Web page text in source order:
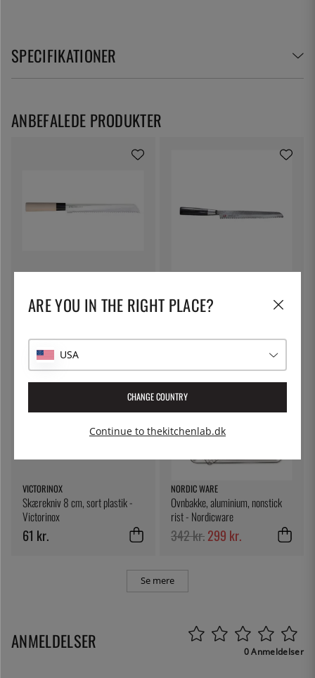
SPECIFIKATIONER
Satake
Suncraft
VICTORINOX
Skærekniv 8 cm, sort plastik -
Victorinox
61 kr.
13%
NORDIC WARE
Ovnbakke, aluminium, nonstick
rist - Nordicware
342 kr.299 kr.
Se mere
ANBEFALEDE PRODUKTER
ANMELDELSER 0 Anmeldelser
ARE YOU IN THE RIGHT PLACE?
USA
CHANGE COUNTRY
Continue to thekitchenlab.dk